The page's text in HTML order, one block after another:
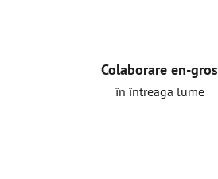
Colaborare en-gros
în întreaga lume